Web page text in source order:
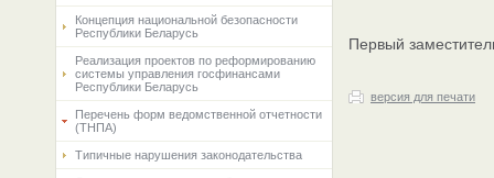
Концепция национальной безопасности
Республики Беларусь
Реализация проектов по реформированию
системы управления госфинансами
Республики Беларусь
Перечень форм ведомственной отчетности
(ТНПА)
Типичные нарушения законодательства
Первый
версия для печати